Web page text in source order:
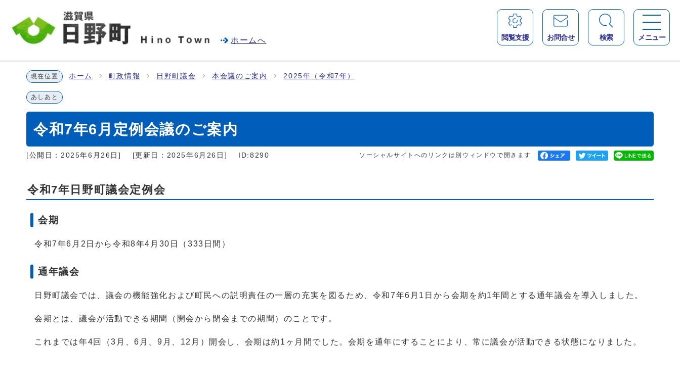
ホームへ 閲覧支援 お問合せ 検索 メニュー
現在位置 ホーム 町政情報 日野町議会 本会議のご案内 2025年（令和7年）
あしあと
令和7年6月定例会議のご案内
[公開日： 2025年6月26日 ] [更新日： 2025年6月26日 ] ID:8290 ソーシャルサイトへのリンクは別ウィンドウで開きます
令和7年日野町議会定例会
会期
令和7年6月2日から令和8年4月30日（333日間）
通年議会
日野町議会では、議会の機能強化および町民への説明責任の一層の充実を図るため、令和7年6月1日から会期を約1年間とする通年議会を導入しました。
会期とは、議会が活動できる期間（開会から閉会までの期間）のことです。
これまでは年4回（3月、6月、9月、12月）開会し、会期は約1ヶ月間でした。会期を通年にすることにより、常に議会が活動できる状態になりました。